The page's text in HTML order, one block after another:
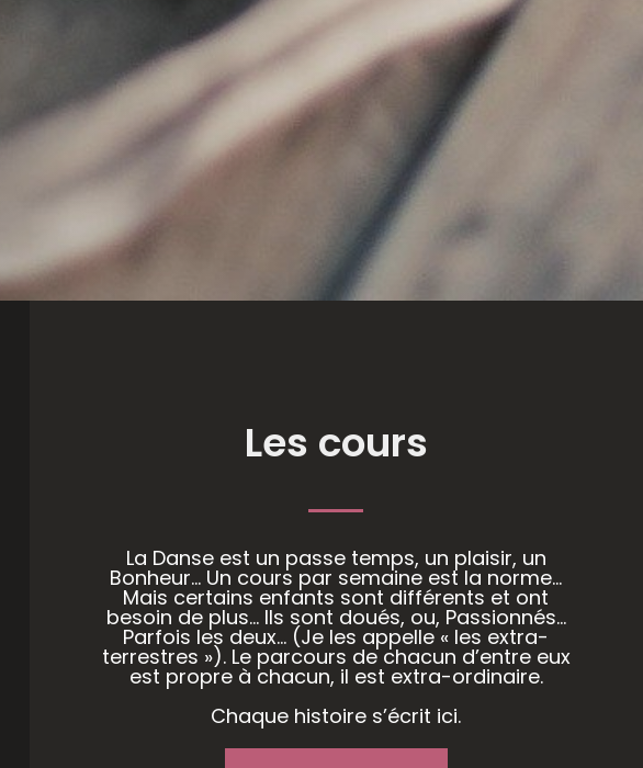
Les cours
La Danse est un passe temps, un plaisir, un
Bonheur… Un cours par semaine est la norme…
Mais certains enfants sont différents et ont
besoin de plus… Ils sont doués, ou, Passionnés…
Parfois les deux… (Je les appelle « les extra-
terrestres »). Le parcours de chacun d’entre eux
est propre à chacun, il est extra-ordinaire.
Chaque histoire s’écrit ici.